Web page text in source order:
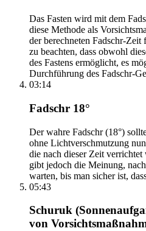
Das Fasten wird mit dem
diese Methode als
der berechneten Fadschr-
zu beachten, dass obwohl
des Fastens ermöglicht, es
Durchführung des Fadschr-
03:14
Fadschr 18°
Der wahre Fadschr (18°)
ohne Lichtverschmutzung
die nach dieser Zeit
gibt jedoch die Meinung,
warten, bis man sicher ist,
05:43
Schuruk
von